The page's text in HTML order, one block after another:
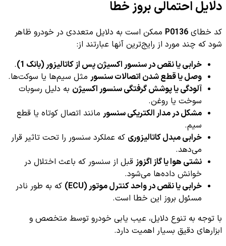
دلایل احتمالی بروز خطا
کد خطای P0136 ممکن است به دلایل متعددی در خودرو ظاهر
شود که چند مورد از رایج‌ترین آنها عبارتند از:
خرابی یا نقص در سنسور اکسیژن پس از کاتالیزور (بانک 1)
.
وصل یا قطع شدن اتصالات سنسور مثل سیم‌ها یا سوکت‌ها.
آلودگی یا پوشش گرفتگی سنسور اکسیژن به دلیل رسوبات
سوخت یا روغن.
مشکل در مدار الکتریکی سنسور مانند اتصال کوتاه یا قطع
سیم.
خرابی مبدل کاتالیزوری که عملکرد سنسور را تحت تاثیر قرار
می‌دهد.
نشتی هوا یا گاز اگزوز قبل از سنسور که باعث اختلال در
خوانش داده‌ها می‌شود.
خرابی یا نقص در واحد کنترل موتور (ECU)
که به طور نادر
مسئول بروز این خطا است.
با توجه به تنوع دلایل، عیب یابی خودرو توسط متخصص و
ابزارهای دقیق بسیار اهمیت دارد.